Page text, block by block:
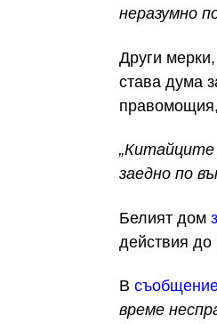
неразумно
Други
става дума
правомощия,
заедно по
Белият дом
действия до
В
време